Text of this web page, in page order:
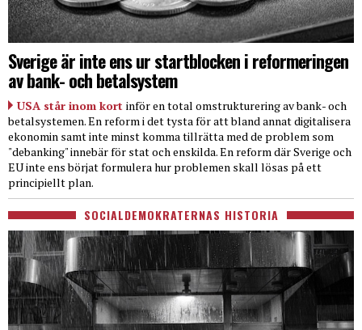
Sverige är inte ens ur startblocken i reformeringen
av bank- och betalsystem
USA står inom kort inför en total omstrukturering av bank- och
betalsystemen. En reform i det tysta för att bland annat digitalisera
ekonomin samt inte minst komma tillrätta med de problem som
"debanking" innebär för stat och enskilda. En reform där Sverige och
EU inte ens börjat formulera hur problemen skall lösas på ett
principiellt plan.
SOCIALDEMOKRATERNAS HISTORIA